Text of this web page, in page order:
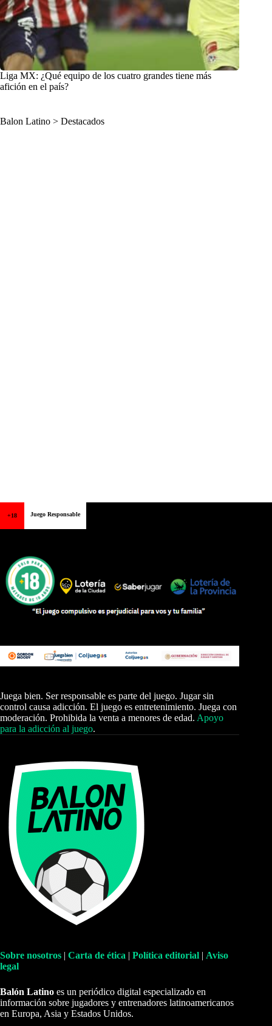
Liga MX: ¿Qué equipo de los cuatro grandes tiene más
afición en el país?
Balon Latino > Destacados
+18 Juego Responsable
Juega bien. Ser responsable es parte del juego. Jugar sin
control causa adicción. El juego es entretenimiento. Juega con
moderación. Prohibida la venta a menores de edad. Apoyo
para la adicción al juego.
Sobre nosotros | Carta de ética | Política editorial | Aviso
legal
Balón Latino es un periódico digital especializado en
información sobre jugadores y entrenadores latinoamericanos
en Europa, Asia y Estados Unidos.